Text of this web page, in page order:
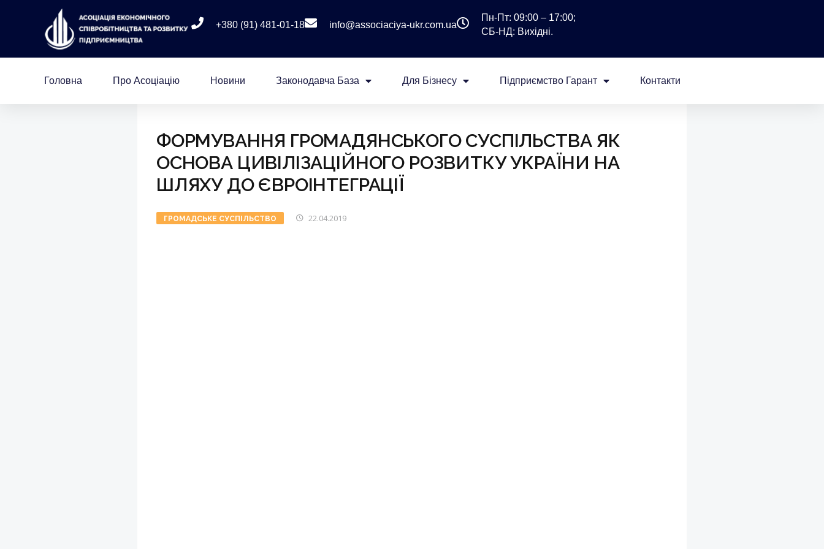
+380 (91) 481-01-18 info@associaciya-ukr.com.ua
Пн-Пт: 09:00 – 17:00;
СБ-НД: Вихідні.
Головна Про Асоціацію Новини Законодавча База Для Бізнесу Підприємство Гарант Контакти
ФОРМУВАННЯ ГРОМАДЯНСЬКОГО СУСПІЛЬСТВА ЯК
ОСНОВА ЦИВІЛІЗАЦІЙНОГО РОЗВИТКУ УКРАЇНИ НА
ШЛЯХУ ДО ЄВРОІНТЕГРАЦІЇ
ГРОМАДСЬКЕ СУСПІЛЬСТВО 22.04.2019